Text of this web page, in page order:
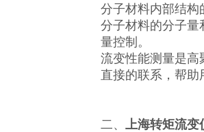
分子材料内部结构
分子材料的分子量
量控制。
流变性能测量是高
直接的联系，帮
二、 上海转矩流变